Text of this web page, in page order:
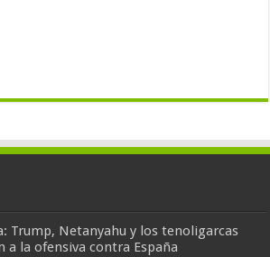
Trump, Netanyahu y los tenoligarcas
a la ofensiva contra España